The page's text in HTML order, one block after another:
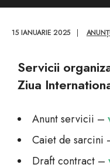
15 IANUARIE 2025 |
Servicii
Ziua
Anunt servicii –
Caiet de sarcini
Draft contract –